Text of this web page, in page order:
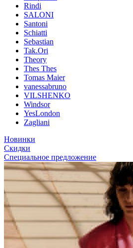
Rindi
SALONI
Santoni
Schiatti
Sebastian
Tak.Ori
Theory
Thes Thes
Tomas Maier
vanessabruno
VILSHENKO
Windsor
YesLondon
Zagliani
Новинки
Скидки
Специальное предложение